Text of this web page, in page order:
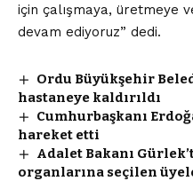
için çalışmaya, üretmeye
devam ediyoruz” dedi.
Ordu Büyükşehir
hastaneye kaldırıldı
Cumhurbaşkanı
hareket etti
Adalet Bakanı
organlarına seçilen